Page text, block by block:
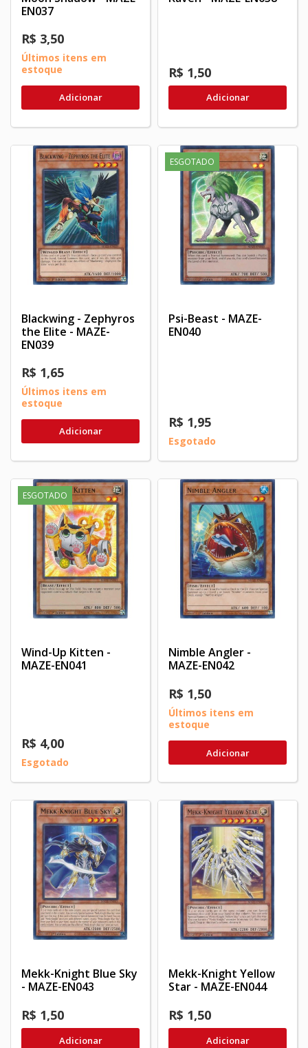
EN037
R$ 3,50
Últimos itens em
estoque
Adicionar
R$ 1,50
Adicionar
Blackwing - Zephyros
the Elite - MAZE-
EN039
R$ 1,65
Últimos itens em
estoque
Adicionar
ESGOTADO
Psi-Beast - MAZE-
EN040
R$ 1,95
Esgotado
ESGOTADO
Wind-Up Kitten -
MAZE-EN041
R$ 4,00
Esgotado
Nimble Angler -
MAZE-EN042
R$ 1,50
Últimos itens em
estoque
Adicionar
Mekk-Knight Blue Sky
- MAZE-EN043
R$ 1,50
Adicionar
Mekk-Knight Yellow
Star - MAZE-EN044
R$ 1,50
Adicionar